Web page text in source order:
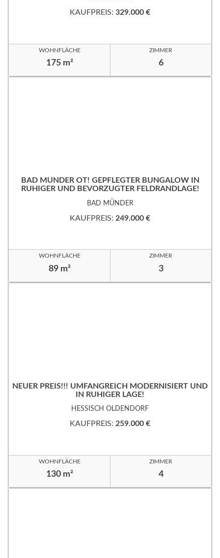
KAUFPREIS: 329.000 €
WOHNFLÄCHE
175 m²
ZIMMER
6
BAD MÜNDER OT! GEPFLEGTER BUNGALOW IN
RUHIGER UND BEVORZUGTER FELDRANDLAGE!
BAD MÜNDER
KAUFPREIS: 249.000 €
WOHNFLÄCHE
89 m²
ZIMMER
3
NEUER PREIS!!! UMFANGREICH MODERNISIERT UND
IN RUHIGER LAGE!
HESSISCH OLDENDORF
KAUFPREIS: 259.000 €
WOHNFLÄCHE
130 m²
ZIMMER
4